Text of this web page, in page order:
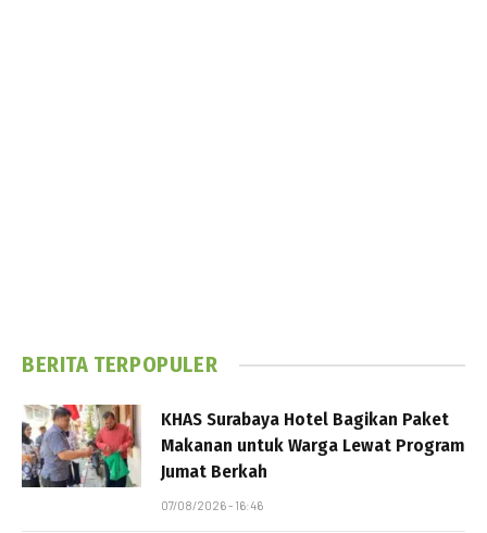
BERITA TERPOPULER
KHAS Surabaya Hotel Bagikan Paket
Makanan untuk Warga Lewat Program
Jumat Berkah
07/08/2026 - 16:46